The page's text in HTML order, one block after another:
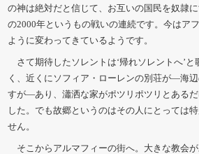
の神は絶対だと信じて、お互いの国民を奴隷
の2000年というもの戦いの連続です。今はア
ように変わってきているようです。
さて期待したソレントは‘帰れソレントへ’と
く、近くにソフィア・ローレンの別荘が―海
すが―あり、瀟洒な家がポツリポツリとある
した。でも故郷というのはその人にとっては
せん。
そこからアルマフィーの街へ。大きな教会